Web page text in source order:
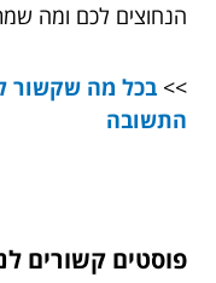
הנחוצים לכם ומה
>> בכל מה שקשור
התשובה
פוסטים קשורים